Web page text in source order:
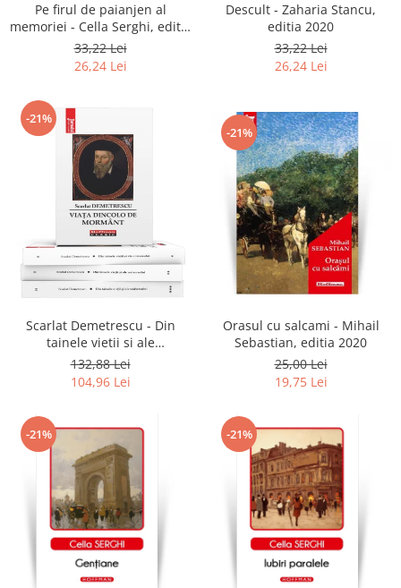
Pe firul de paianjen al
memoriei - Cella Serghi, editia
2020
33,22 Lei
26,24 Lei
Descult - Zaharia Stancu,
editia 2020
33,22 Lei
26,24 Lei
-21%
Scarlat Demetrescu - Din
tainele vietii si ale
universului, Volumele I-III +
Viata dincolo de mormant
132,88 Lei
104,96 Lei
-21%
Orasul cu salcami - Mihail
Sebastian, editia 2020
25,00 Lei
19,75 Lei
-21% -21%